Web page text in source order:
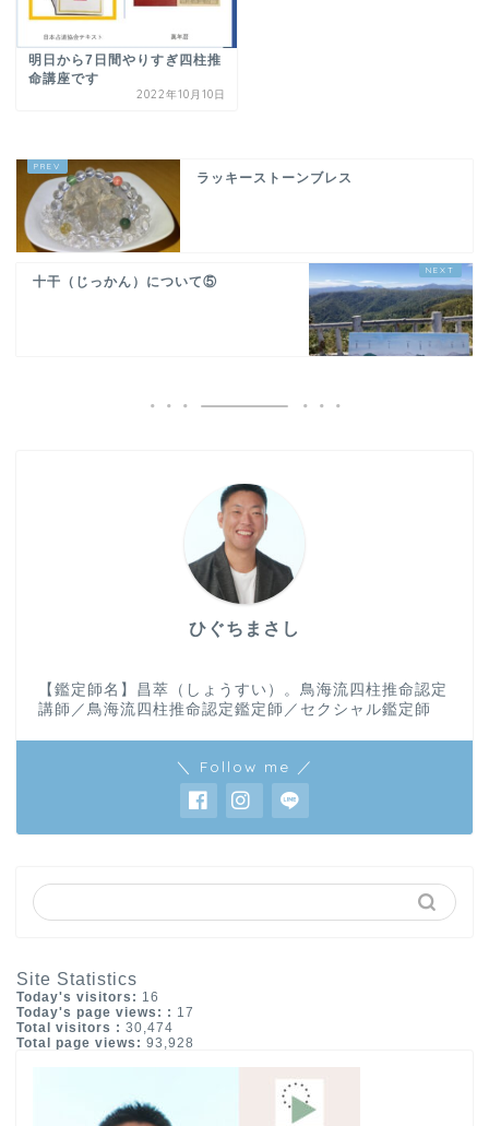
明日から7日間やりすぎ四柱推
命講座です
2022年10月10日
ラッキーストーンブレス
十干（じっかん）について⑤
ひぐちまさし
【鑑定師名】昌萃（しょうすい）。鳥海流四柱推命認定
講師／鳥海流四柱推命認定鑑定師／セクシャル鑑定師
＼ Follow me ／
Site Statistics
Today's visitors: 16
Today's page views: : 17
Total visitors : 30,474
Total page views: 93,928